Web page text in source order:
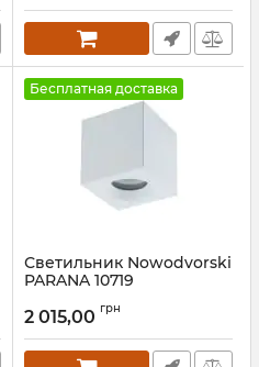
Бесплатная доставка
Светильник Nowodvorski
PARANA 10719
2 015,00 грн